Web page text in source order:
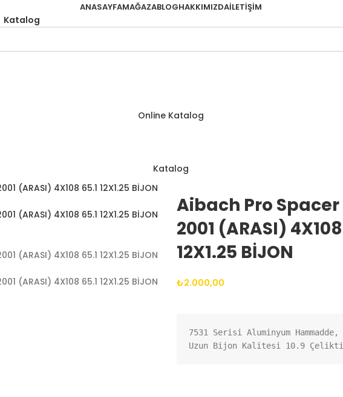
ANASAYFAMAĞAZABLOGHAKKIMIZDAİLETIŞIM
Katalog
Online Katalog
Katalog
Aibach Pro Spacer
2001 (ARASI)
12X1.25 BİJON
₺2.000,00
7531 Serisi Aluminyum
Uzun Bijon Kalitesi 10.9